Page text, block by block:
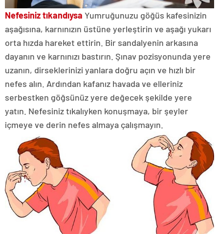
Nefesiniz tıkandıysa Yumruğunuzu göğüs kafesinizin
aşağısına, karnınızın üstüne yerleştirin ve aşağı yukarı
orta hızda hareket ettirin. Bir sandalyenin arkasına
dayanın ve karnınızı bastırın. Şınav pozisyonunda yere
uzanın, dirseklerinizi yanlara doğru açın ve hızlı bir
nefes alın. Ardından kafanız havada ve elleriniz
serbestken göğsünüz yere değecek şekilde yere
yatın. Nefesiniz tıkalıyken konuşmaya, bir şeyler
içmeye ve derin nefes almaya çalışmayın.